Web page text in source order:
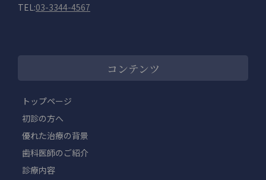
TEL:03-3344-4567
コンテンツ
トップページ
初診の方へ
優れた治療の背景
歯科医師のご紹介
診療内容